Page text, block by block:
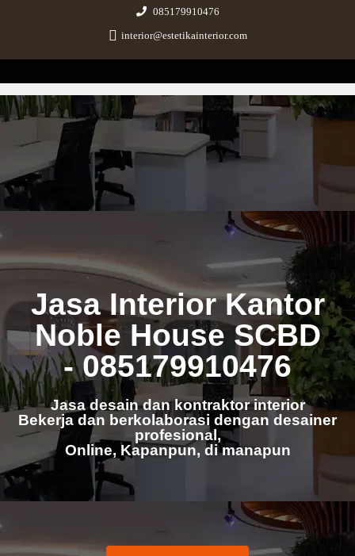
085179910476
interior@estetikainterior.com
Estetika Interior
Design & Build Consultant
Jasa Interior Kantor
Noble House SCBD
- 085179910476
Jasa desain dan kontraktor interior
Bekerja dan berkolaborasi dengan desainer
profesional,
Online, Kapanpun, di manapun